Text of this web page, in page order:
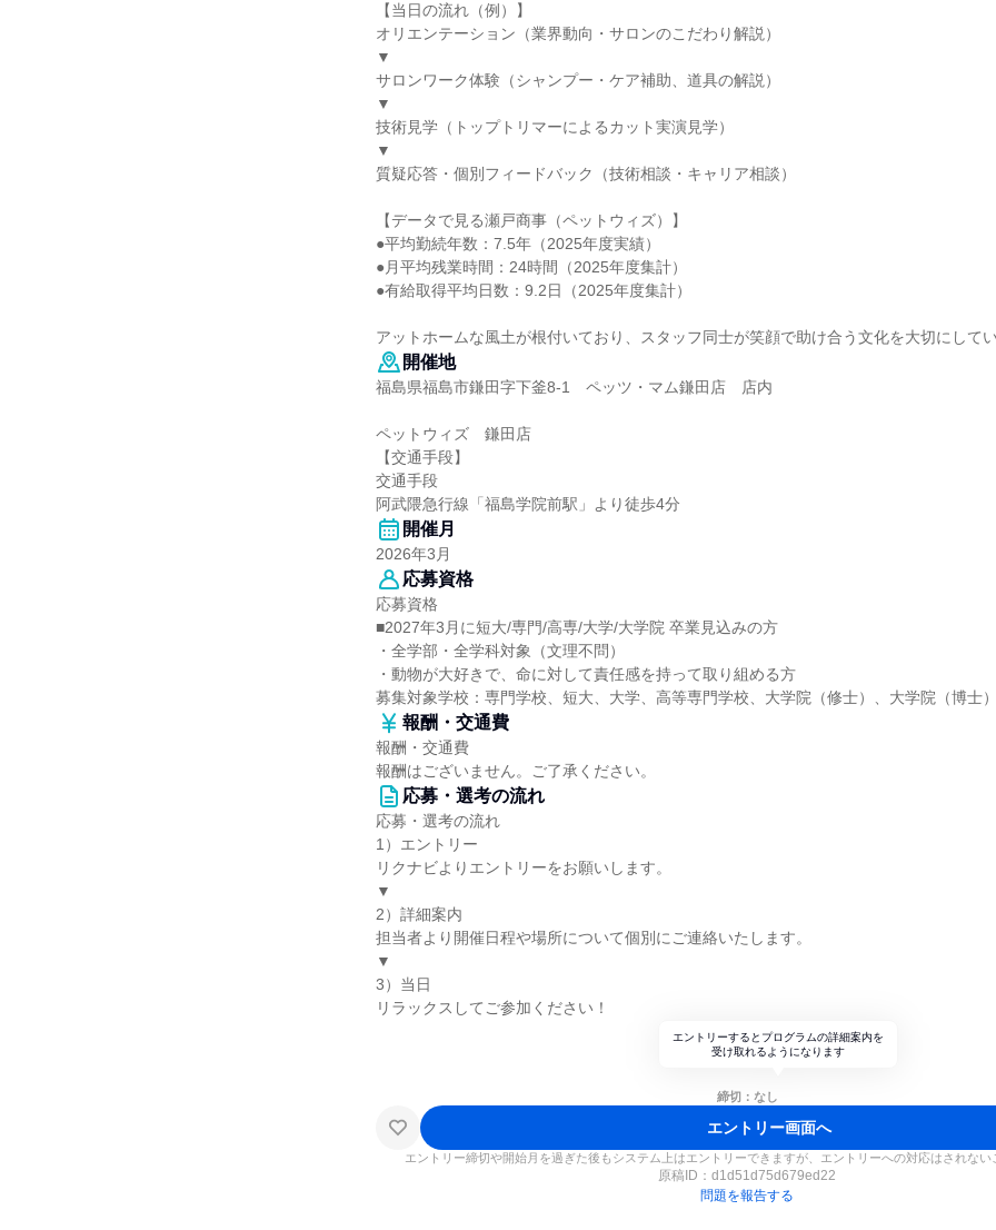
【当日の流れ（例）】
オリエンテーション（業界動向・サロンのこだわり解説）
▼
サロンワーク体験（シャンプー・ケア補助、道具の解説）
▼
技術見学（トップトリマーによるカット実演見学）
▼
質疑応答・個別フィードバック（技術相談・キャリア相談）
【データで見る瀬戸商事（ペットウィズ）】
●平均勤続年数：7.5年（2025年度実績）
●月平均残業時間：24時間（2025年度集計）
●有給取得平均日数：9.2日（2025年度集計）
アットホームな風土が根付いており、スタッフ同士が笑顔で助け合う文化を大切にして
開催地
福島県福島市鎌田字下釜8-1 ペッツ・マム鎌田店 店内
ペットウィズ 鎌田店
【交通手段】
交通手段
阿武隈急行線「福島学院前駅」より徒歩4分
開催月
2026年3月
応募資格
応募資格
■2027年3月に短大/専門/高専/大学/大学院 卒業見込みの方
・全学部・全学科対象（文理不問）
・動物が大好きで、命に対して責任感を持って取り組める方
募集対象学校：専門学校、短大、大学、高等専門学校、大学院（修士）、大学院（博士
報酬・交通費
報酬・交通費
報酬はございません。ご了承ください。
応募・選考の流れ
応募・選考の流れ
1）エントリー
リクナビよりエントリーをお願いします。
▼
2）詳細案内
担当者より開催日程や場所について個別にご連絡いたします。
▼
3）当日
リラックスしてご参加ください！
エントリーするとプログラムの詳細案内を
受け取れるようになります
締切：なし
エントリー画面へ
エントリー締切や開始月を過ぎた後もシステム上はエントリーできますが、エントリーへの対応はされない
原稿ID： d1d51d75d679ed22
問題を報告する